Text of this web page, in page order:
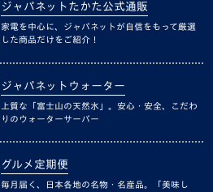
ジャパネットたかた公式通販
家電を中心に、ジャパネットが自信をもって厳選
した商品だけをご紹介！
ジャパネットウォーター
上質な「富士山の天然水」。安心・安全、こだわ
りのウォーターサーバー
グルメ定期便
毎月届く、日本各地の名物・名産品。「美味し